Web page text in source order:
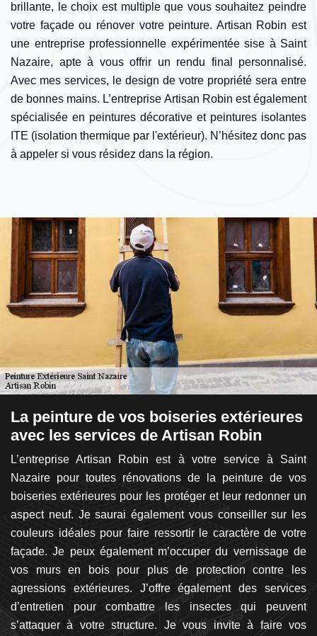
brillante, le choix est multiple que vous souhaitez peindre
votre façade ou rénover votre peinture. Artisan Robin est
une entreprise professionnelle expérimentée sise à Saint
Nazaire, apte à vous offrir un rendu final personnalisé.
Avec mes services, le design de votre propriété sera entre
de bonnes mains. L’entreprise Artisan Robin est également
spécialisée en peintures décorative et peintures isolantes
ITE (isolation thermique par l'extérieur). N’hésitez donc pas
à appeler si vous résidez dans la région.
La peinture de vos boiseries extérieures
avec les services de Artisan Robin
L’entreprise Artisan Robin est à votre service à Saint
Nazaire pour toutes rénovations de la peinture de vos
boiseries extérieures pour les protéger et leur redonner un
aspect neuf. Je saurai également vous conseiller sur les
couleurs idéales pour faire ressortir le caractère de votre
façade. Je peux également m’occuper du vernissage de
vos murs en bois pour plus de protection contre les
agressions extérieures. J’offre également des services
d’entretien pour combattre les insectes qui peuvent
s’attaquer à votre structure. Je vous invite à faire vos